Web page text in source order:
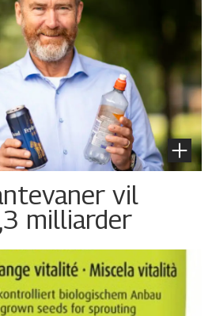
vil
milliarder